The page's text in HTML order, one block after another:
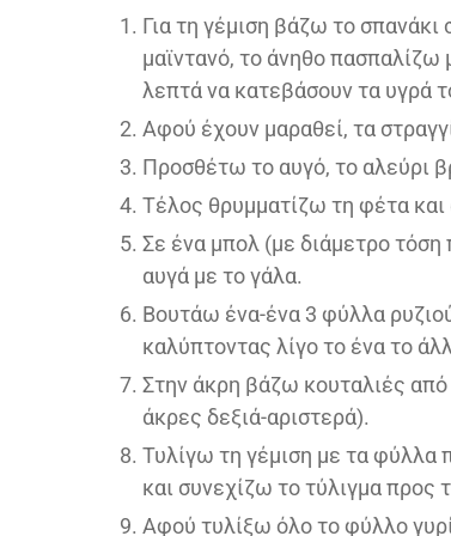
Για τη γέμιση βάζω το
μαϊντανό, το άνηθο
λεπτά να κατεβάσουν τα υγρά
Αφού έχουν μαραθεί, τα
Προσθέτω το αυγό, το αλεύρι
Τέλος θρυμματίζω τη φέτα
Σε ένα μπολ (με διάμετρο
αυγά με το γάλα.
Βουτάω ένα-ένα 3 φύλλα
καλύπτοντας λίγο το ένα το
Στην άκρη βάζω κουταλιές από
άκρες δεξιά-αριστερά).
Τυλίγω τη γέμιση με τα φύλλα
και συνεχίζω το τύλιγμα προς
Αφού τυλίξω όλο το φύλλο